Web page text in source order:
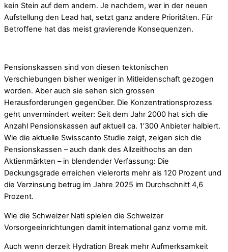
kein Stein auf dem andern. Je nachdem, wer in der neuen
Aufstellung den Lead hat, setzt ganz andere Prioritäten. Für
Betroffene hat das meist gravierende Konsequenzen.
Pensionskassen sind von diesen tektonischen
Verschiebungen bisher weniger in Mitleidenschaft gezogen
worden. Aber auch sie sehen sich grossen
Herausforderungen gegenüber. Die Konzentrationsprozess
geht unvermindert weiter: Seit dem Jahr 2000 hat sich die
Anzahl Pensionskassen auf aktuell ca. 1’300 Anbieter halbiert.
Wie die aktuelle Swisscanto Studie zeigt, zeigen sich die
Pensionskassen – auch dank des Allzeithochs an den
Aktienmärkten – in blendender Verfassung: Die
Deckungsgrade erreichen vielerorts mehr als 120 Prozent und
die Verzinsung betrug im Jahre 2025 im Durchschnitt 4,6
Prozent.
Wie die Schweizer Nati spielen die Schweizer
Vorsorgeeinrichtungen damit international ganz vorne mit.
Auch wenn derzeit Hydration Break mehr Aufmerksamkeit